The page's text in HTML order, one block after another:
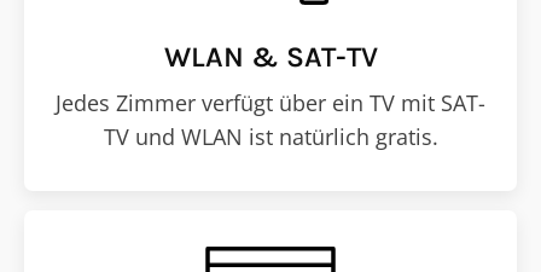
WLAN & SAT-TV
Jedes Zimmer verfügt über ein TV mit SAT-
TV und WLAN ist natürlich gratis.